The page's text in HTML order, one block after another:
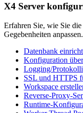
X4 Server
Erfahren Sie, wie Sie
Gegebenheiten anpassen.
Datenbank
Konfiguration
Logging/
SSL und HTTPS
Workspace
Reverse-Proxy-
Runtime-